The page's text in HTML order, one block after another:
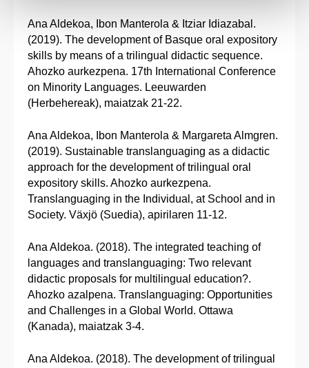
Ana Aldekoa, Ibon Manterola & Itziar Idiazabal.
(2019). The development of Basque oral expository
skills by means of a trilingual didactic sequence.
Ahozko aurkezpena. 17th International Conference
on Minority Languages. Leeuwarden
(Herbehereak), maiatzak 21-22.
Ana Aldekoa, Ibon Manterola & Margareta Almgren.
(2019). Sustainable translanguaging as a didactic
approach for the development of trilingual oral
expository skills. Ahozko aurkezpena.
Translanguaging in the Individual, at School and in
Society. Växjö (Suedia), apirilaren 11-12.
Ana Aldekoa. (2018). The integrated teaching of
languages and translanguaging: Two relevant
didactic proposals for multilingual education?.
Ahozko azalpena. Translanguaging: Opportunities
and Challenges in a Global World. Ottawa
(Kanada), maiatzak 3-4.
Ana Aldekoa. (2018). The development of trilingual